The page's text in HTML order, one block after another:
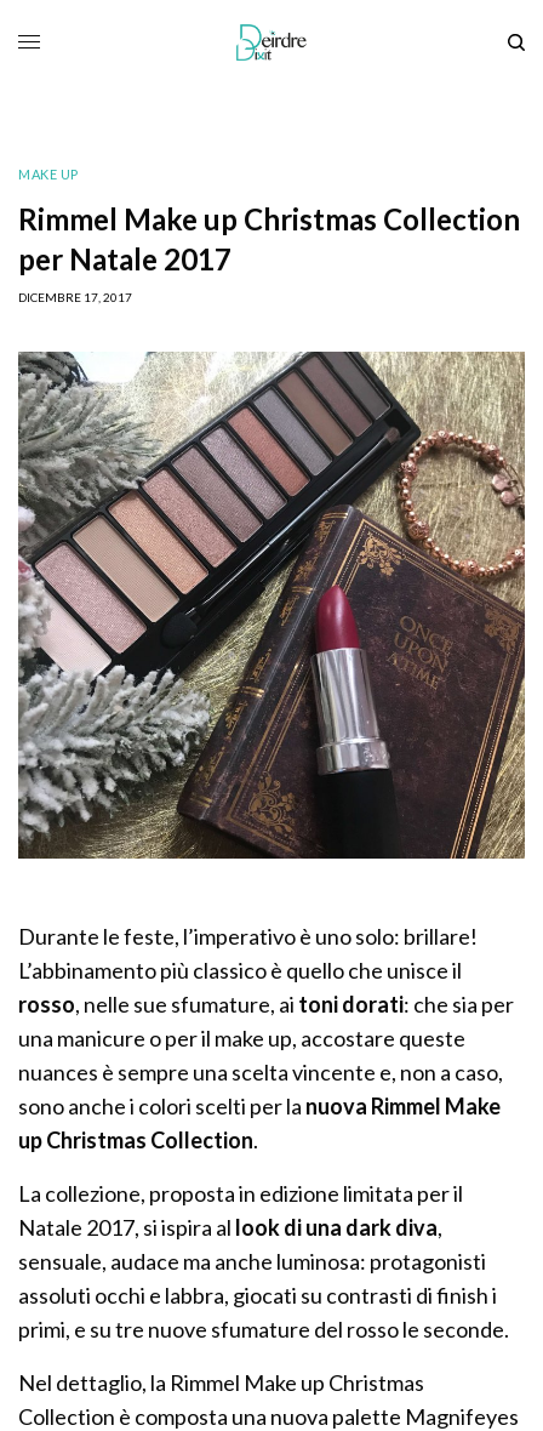
MAKE UP
Rimmel Make up Christmas Collection
per Natale 2017
DICEMBRE 17, 2017
Durante le feste, l’imperativo è uno solo: brillare!
L’abbinamento più classico è quello che unisce il
rosso, nelle sue sfumature, ai toni dorati: che sia per
una manicure o per il make up, accostare queste
nuances è sempre una scelta vincente e, non a caso,
sono anche i colori scelti per la nuova Rimmel Make
up Christmas Collection.
La collezione, proposta in edizione limitata per il
Natale 2017, si ispira al look di una dark diva,
sensuale, audace ma anche luminosa: protagonisti
assoluti occhi e labbra, giocati su contrasti di finish i
primi, e su tre nuove sfumature del rosso le seconde.
Nel dettaglio, la Rimmel Make up Christmas
Collection è composta una nuova palette Magnifeyes